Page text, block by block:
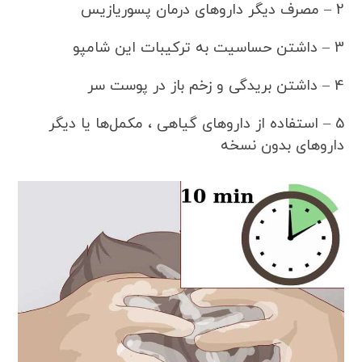
2 – مصرف دیگر داروهای درمان پسوریازیس
3 – داشتن حساسیت به ترکیبات این شامپو
4 – داشتن بریدگی و زخم باز در پوست سر
5 – استفاده از داروهای گیاهی ، مکمل‌ها یا دیگر
داروهای بدون نسخه